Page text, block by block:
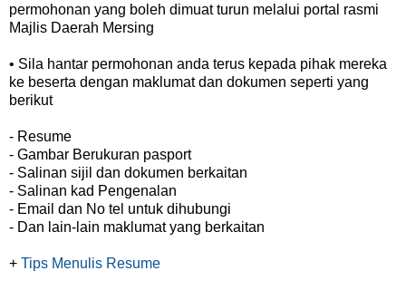
permohonan yang boleh dimuat turun melalui portal rasmi
Majlis Daerah Mersing
• Sila hantar permohonan anda terus kepada pihak mereka
ke beserta dengan maklumat dan dokumen seperti yang
berikut
- Resume
- Gambar Berukuran pasport
- Salinan sijil dan dokumen berkaitan
- Salinan kad Pengenalan
- Email dan No tel untuk dihubungi
- Dan lain-lain maklumat yang berkaitan
+ Tips Menulis Resume